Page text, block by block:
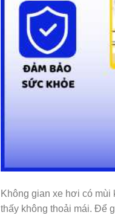
Không gian xe hơi có mùi
thấy không thoải mái. Để